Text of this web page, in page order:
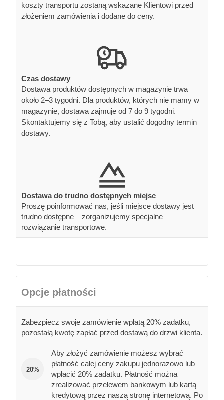
koszty transportu zostaną wskazane Klientowi przed
złożeniem zamówienia i dodane do ceny.
Czas dostawy
Dostawa produktów dostępnych w magazynie trwa
około 2–3 tygodni. Dla produktów, których nie mamy w
magazynie, dostawa zajmuje od 7 do 9 tygodni.
Skontaktujemy się z Tobą, aby ustalić dogodny termin
dostawy.
Dostawa do trudno dostępnych miejsc
Proszę poinformować nas, jeśli miejsce dostawy jest
trudno dostępne – zorganizujemy specjalne
rozwiązanie transportowe.
Opcje płatności
Zabezpiecz swoje zamówienie wpłatą 20% zadatku,
pozostałą kwotę zapłać przed dostawą do drzwi klienta.
20%
Aby złożyć zamówienie możesz wybrać
płatność całej ceny zakupu jednorazowo lub
wpłacić 20% zadatku. Płatność można
zrealizować przelewem bankowym lub kartą
kredytową przez naszą stronę internetową. Po